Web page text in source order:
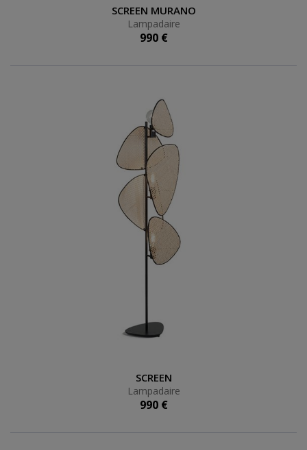
SCREEN MURANO
Lampadaire
990 €
SCREEN
Lampadaire
990 €